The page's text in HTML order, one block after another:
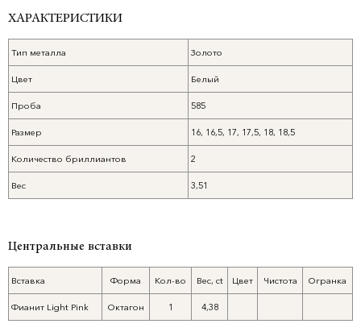
ХАРАКТЕРИСТИКИ
Тип металла Золото
Цвет Белый
Проба 585
Размер 16, 16,5, 17, 17,5, 18, 18,5
Количество бриллиантов 2
Вес 3,51
Центральные вставки
Вставка Форма Кол-во Вес, ct Цвет Чистота Огранка
Фианит Light Pink Октагон 1 4,38